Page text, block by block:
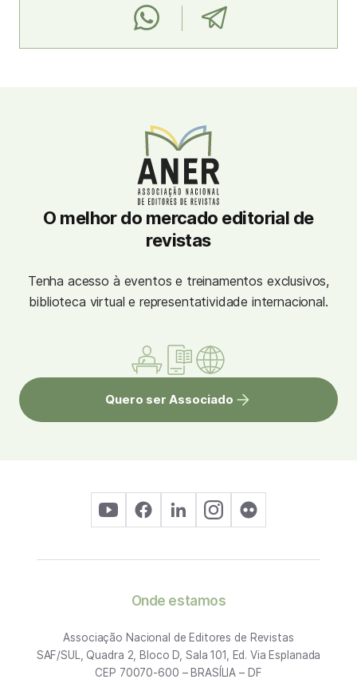
O melhor do mercado editorial de
revistas
Tenha acesso à eventos e treinamentos exclusivos,
biblioteca virtual e representatividade internacional.
Quero ser Associado
Onde estamos
Associação Nacional de Editores de Revistas
SAF/SUL, Quadra 2, Bloco D, Sala 101, Ed. Via Esplanada
CEP 70070-600 – BRASÍLIA – DF